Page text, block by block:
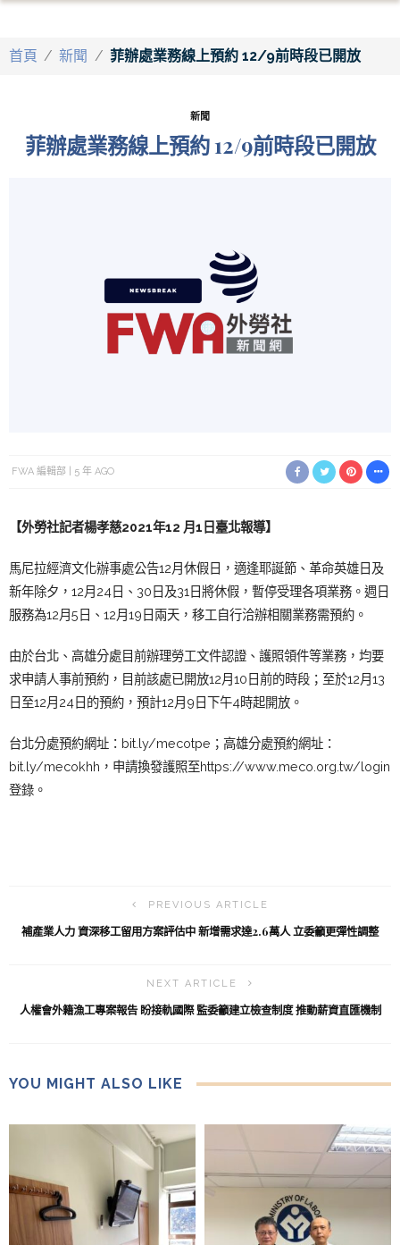
首頁 / 新聞 / 菲辦處業務線上預約 12/9前時段已開放
新聞
菲辦處業務線上預約 12/9前時段已開放
FWA 編輯部 5 年 AGO
【外勞社記者楊孝慈2021年12 月1日臺北報導】
馬尼拉經濟文化辦事處公告12月休假日，適逢耶誕節、革命英雄日及
新年除夕，12月24日、30日及31日將休假，暫停受理各項業務。週日
服務為12月5日、12月19日兩天，移工自行洽辦相關業務需預約。
由於台北、高雄分處目前辦理勞工文件認證、護照領件等業務，均要
求申請人事前預約，目前該處已開放12月10日前的時段；至於12月13
日至12月24日的預約，預計12月9日下午4時起開放。
台北分處預約網址： bit.ly/mecotpe ；高雄分處預約網址：
bit.ly/mecokhh ，申請換發護照至https://www.meco.org.tw/login
登錄。
PREVIOUS ARTICLE
補產業人力 資深移工留用方案評估中 新增需求達2.6萬人 立委籲更彈性調整
NEXT ARTICLE
人權會外籍漁工專案報告 盼接軌國際 監委籲建立檢查制度 推動薪資直匯機制
YOU MIGHT ALSO LIKE